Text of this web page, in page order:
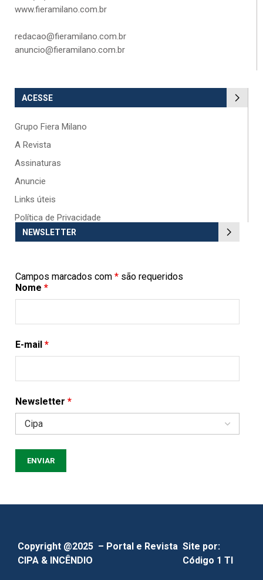
www.fieramilano.com.br
redacao@fieramilano.com.br
anuncio@fieramilano.com.br
ACESSE
Grupo Fiera Milano
A Revista
Assinaturas
Anuncie
Links úteis
Política de Privacidade
NEWSLETTER
Campos marcados com * são requeridos
Nome *
E-mail *
Newsletter *
Copyright @2025 – Portal e Revista
CIPA & INCÊNDIO
Site por:
Código 1 TI